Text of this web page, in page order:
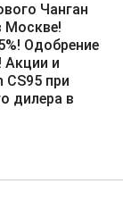
Чанган
Москве!
Одобрение
Акции и
CS95 при
дилера в